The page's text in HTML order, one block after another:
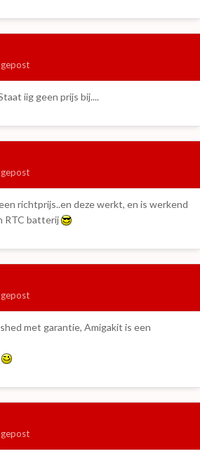
gepost
iig geen prijs bij....
gepost
richtprijs..en deze werkt, en is werkend
RTC batterij
gepost
met garantie, Amigakit is een
gepost